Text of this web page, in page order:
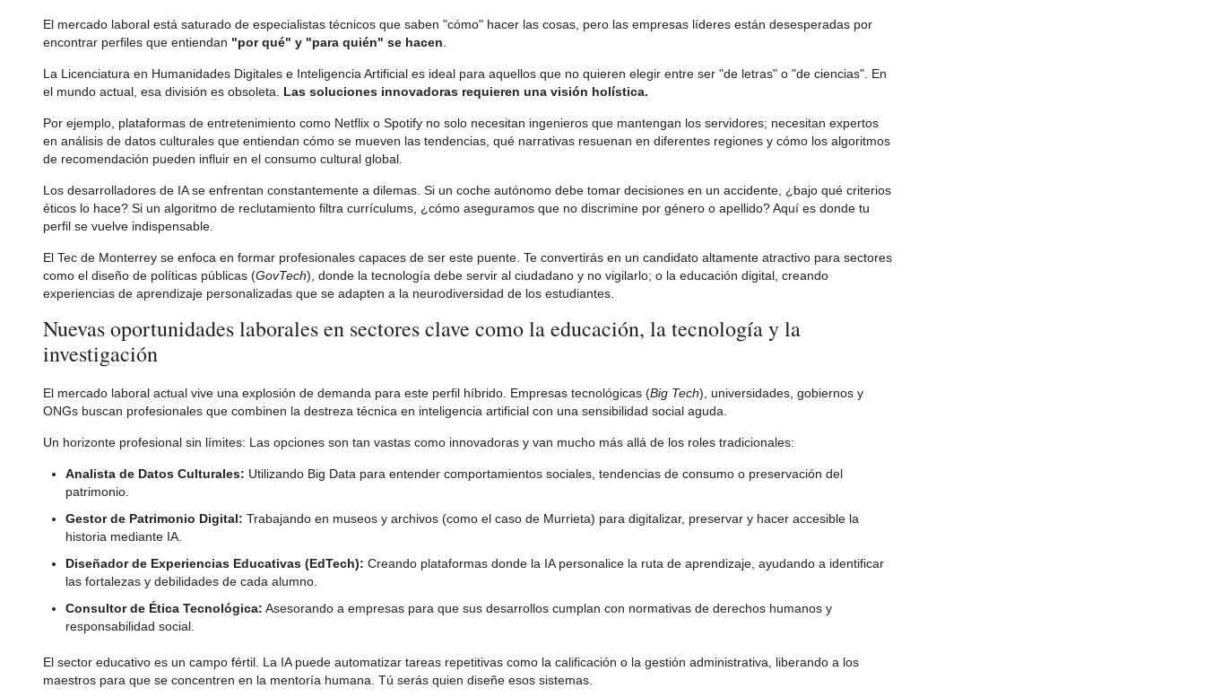
El mercado laboral está saturado de especialistas técnicos que saben "cómo" hacer las cosas, pero las empresas líderes están desesperadas por
encontrar perfiles que entiendan "por qué" y "para quién" se hacen
La Licenciatura en Humanidades Digitales e Inteligencia Artificial es ideal para aquellos que no quieren elegir entre ser "de letras" o "de ciencias". En
el mundo actual, esa división es obsoleta. Las soluciones innovadoras requieren una visión holística.
Por ejemplo, plataformas de entretenimiento como Netflix o Spotify no solo necesitan ingenieros que mantengan los servidores; necesitan expertos
en análisis de datos culturales que entiendan cómo se mueven las tendencias, qué narrativas resuenan en diferentes regiones y cómo los algoritmos
de recomendación pueden influir en el consumo cultural global.
Los desarrolladores de IA se enfrentan constantemente a dilemas. Si un coche autónomo debe tomar decisiones en un accidente, ¿bajo qué criterios
éticos lo hace? Si un algoritmo de reclutamiento filtra currículums, ¿cómo aseguramos que no discrimine por género o apellido? Aquí es donde tu
perfil se vuelve indispensable.
El Tec de Monterrey se enfoca en formar profesionales capaces de ser este puente. Te convertirás en un candidato altamente atractivo para sectores
como el diseño de políticas públicas (GovTech), donde la tecnología debe servir al ciudadano y no vigilarlo; o la educación digital, creando
experiencias de aprendizaje personalizadas que se adapten a la neurodiversidad de los estudiantes.
Nuevas oportunidades laborales en sectores clave como la educación, la tecnología y la
investigación
El mercado laboral actual vive una explosión de demanda para este perfil híbrido. Empresas tecnológicas (Big Tech), universidades, gobiernos y
ONGs buscan profesionales que combinen la destreza técnica en inteligencia artificial con una sensibilidad social aguda.
Un horizonte profesional sin límites: Las opciones son tan vastas como innovadoras y van mucho más allá de los roles tradicionales:
Analista de Datos Culturales: Utilizando Big Data para entender comportamientos sociales, tendencias de consumo o preservación del
patrimonio.
Gestor de Patrimonio Digital: Trabajando en museos y archivos (como el caso de Murrieta) para digitalizar, preservar y hacer accesible la
historia mediante IA.
Diseñador de Experiencias Educativas (EdTech): Creando plataformas donde la IA personalice la ruta de aprendizaje, ayudando a identificar
las fortalezas y debilidades de cada alumno.
Consultor de Ética Tecnológica: Asesorando a empresas para que sus desarrollos cumplan con normativas de derechos humanos y
responsabilidad social.
El sector educativo es un campo fértil. La IA puede automatizar tareas repetitivas como la calificación o la gestión administrativa, liberando a los
maestros para que se concentren en la mentoría humana. Tú serás quien diseñe esos sistemas.